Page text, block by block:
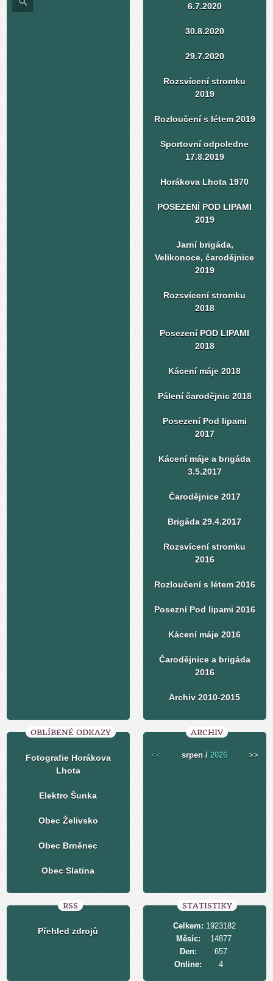
6.7.2020
30.8.2020
29.7.2020
Rozsvícení stromku
2019
Rozloučení s létem 2019
Sportovní odpoledne
17.8.2019
Horákova Lhota 1970
POSEZENÍ POD LIPAMI
2019
Jarní brigáda,
Velikonoce, čarodějnice
2019
Rozsvícení stromku
2018
Posezení POD LIPAMI
2018
Kácení máje 2018
Pálení čarodějnic 2018
Posezení Pod lipami
2017
Kácení máje a brigáda
3.5.2017
Čarodějnice 2017
Brigáda 29.4.2017
Rozsvícení stromku
2016
Rozloučení s létem 2016
Posezní Pod lipami 2016
Kácení máje 2016
Čarodějnice a brigáda
2016
Archiv 2010-2015
OBLÍBENÉ ODKAZY
Fotografie Horákova
Lhota
Elektro Šunka
Obec Želivsko
Obec Brněnec
Obec Slatina
ARCHIV
<< srpen /2026 >>
RSS
Přehled zdrojů
STATISTIKY
Online: 4
Celkem: 1923182
Měsíc:
14877
Den:
657